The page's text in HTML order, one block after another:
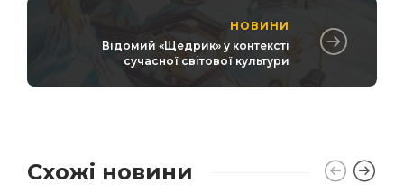
НОВИНИ
Відомий «Щедрик» у контексті
сучасної світової культури
Схожі новини